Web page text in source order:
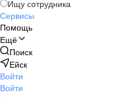
Ищу сотрудника
Сервисы
Помощь
Ещё
Поиск
Ейск
Войти
Войти